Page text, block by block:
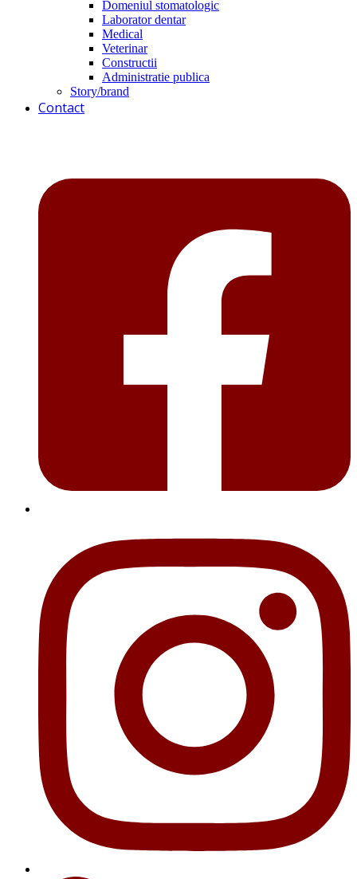
Domeniul stomatologic
Laborator dentar
Medical
Veterinar
Constructii
Administratie publica
Story/brand
Contact